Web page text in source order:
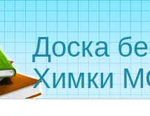
Доска
Химки